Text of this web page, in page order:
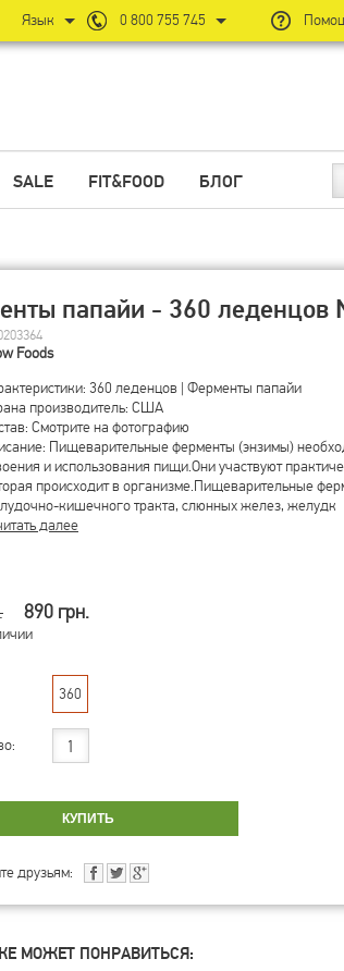
SALE FIT&FOOD БЛОГ
папайи - 360 леденцов
Foods
360 леденцов | Ферменты папайи
производитель: США
Смотрите на фотографию
Пищеварительные ферменты (энзимы)
и использования пищи.Они участвуют
происходит в организме.Пищеварительные
кишечного тракта, слюнных желез, желудк
далее
890 грн.
360
друзьям:
МОЖЕТ ПОНРАВИТЬСЯ:
0 800 755 745
Язык